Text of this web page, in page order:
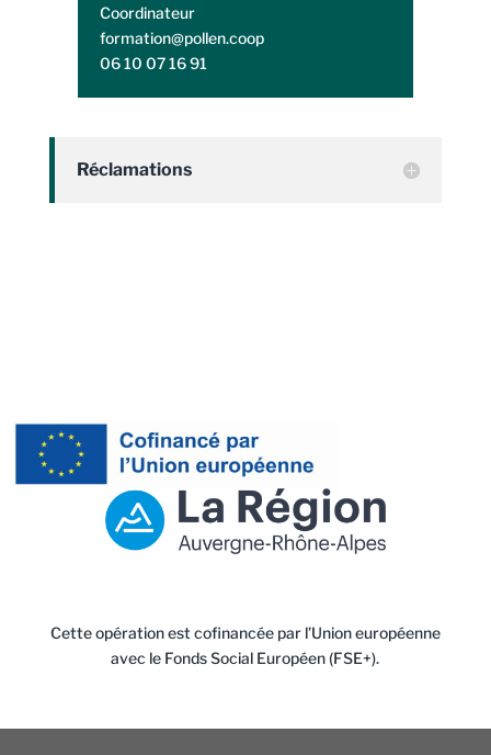
Coordinateur
formation@pollen.coop
06 10 07 16 91
Réclamations
Cette opération est cofinancée par l’Union européenne
avec le Fonds Social Européen (FSE+).